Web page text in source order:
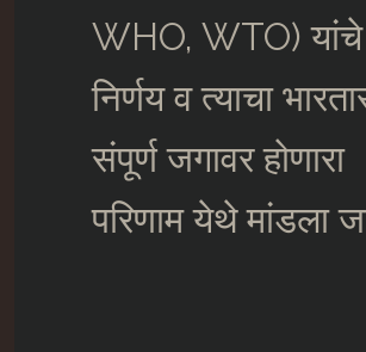
WHO, WTO) यांचे
निर्णय व त्याचा
संपूर्ण जगावर होणारा
परिणाम येथे मांडला